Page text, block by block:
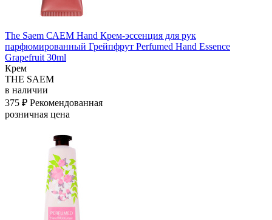
The Saem САЕМ Hand Крем-эссенция для рук
парфюмированный Грейпфрут Perfumed Hand Essence
Grapefruit 30ml
Крем
THE SAEM
в наличии
375 ₽ Рекомендованная
розничная цена